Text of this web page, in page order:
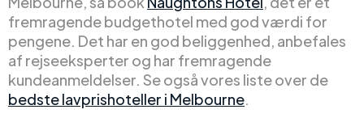
fremragende budgethotel med god værdi for
pengene. Det har en god beliggenhed, anbefales
af rejseeksperter og har fremragende
kundeanmeldelser. Se også vores liste over de
bedste lavprishoteller i Melbourne.